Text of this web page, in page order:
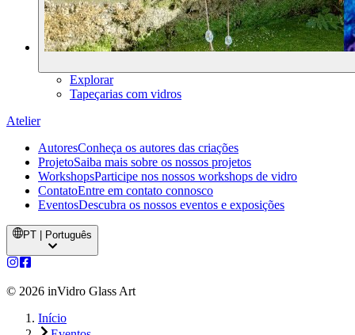
Explorar
Tapeçarias com vidros
Atelier
AutoresConheça os autores das criações
ProjetoSaiba mais sobre os nossos projetos
WorkshopsParticipe nos nossos workshops de vidro
ContatoEntre em contato connosco
EventosDescubra os nossos eventos e exposições
PT | Português
© 2026 inVidro Glass Art
Início